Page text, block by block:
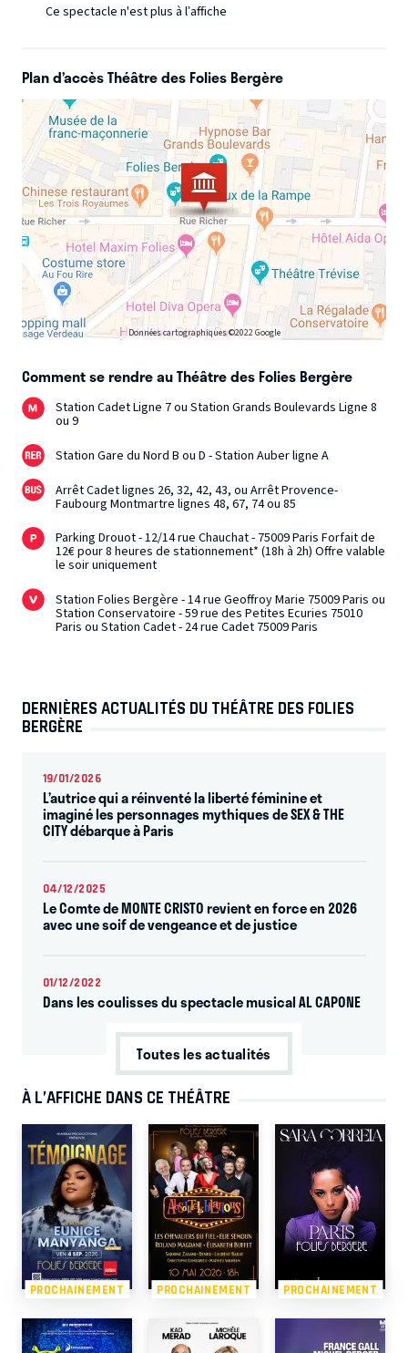
Ce spectacle n'est plus à l’affiche
Plan d’accès Théâtre des Folies Bergère
Données cartographiques ©2022 Google
Comment se rendre au Théâtre des Folies Bergère
Station Cadet Ligne 7 ou Station Grands Boulevards Ligne 8
ou 9
Station Gare du Nord B ou D - Station Auber ligne A
Arrêt Cadet lignes 26, 32, 42, 43, ou Arrêt Provence-
Faubourg Montmartre lignes 48, 67, 74 ou 85
Parking Drouot - 12/14 rue Chauchat - 75009 Paris Forfait de
12€ pour 8 heures de stationnement* (18h à 2h) Offre valable
le soir uniquement
Station Folies Bergère - 14 rue Geoffroy Marie 75009 Paris ou
Station Conservatoire - 59 rue des Petites Ecuries 75010
Paris ou Station Cadet - 24 rue Cadet 75009 Paris
DERNIÈRES ACTUALITÉS DU THÉÂTRE DES FOLIES
BERGÈRE
19/01/2026
L’autrice qui a réinventé la liberté féminine et
imaginé les personnages mythiques de SEX & THE
CITY débarque à Paris
04/12/2025
Le Comte de MONTE CRISTO revient en force en 2026
avec une soif de vengeance et de justice
01/12/2022
Dans les coulisses du spectacle musical AL CAPONE
Toutes les actualités
À L’AFFICHE DANS CE THÉÂTRE
PROCHAINEMENT PROCHAINEMENT PROCHAINEMENT